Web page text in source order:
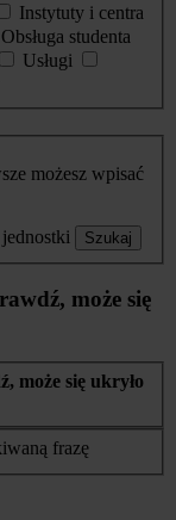
Instytuty i centra
Obsługa studenta
Usługi
możesz wpisać
Szukaj
może się
może się ukryło
frazę